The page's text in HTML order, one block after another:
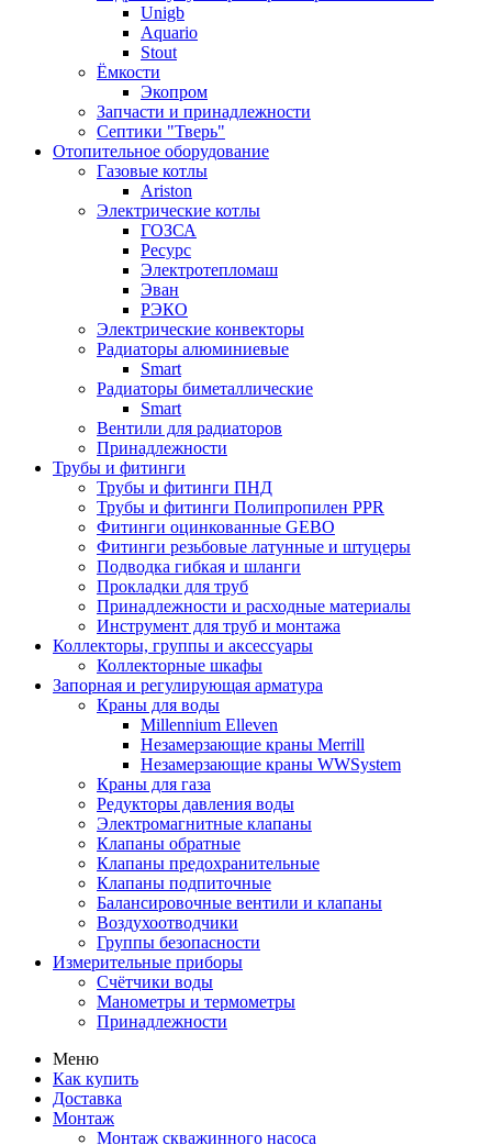
Unigb
Aquario
Stout
Ёмкости
Экопром
Запчасти и принадлежности
Септики "Тверь"
Отопительное оборудование
Газовые котлы
Ariston
Электрические котлы
ГОЗСА
Ресурс
Электротепломаш
Эван
РЭКО
Электрические конвекторы
Радиаторы алюминиевые
Smart
Радиаторы биметаллические
Smart
Вентили для радиаторов
Принадлежности
Трубы и фитинги
Трубы и фитинги ПНД
Трубы и фитинги Полипропилен PPR
Фитинги оцинкованные GEBO
Фитинги резьбовые латунные и штуцеры
Подводка гибкая и шланги
Прокладки для труб
Принадлежности и расходные материалы
Инструмент для труб и монтажа
Коллекторы, группы и аксессуары
Коллекторные шкафы
Запорная и регулирующая арматура
Краны для воды
Millennium Elleven
Незамерзающие краны Merrill
Незамерзающие краны WWSystem
Краны для газа
Редукторы давления воды
Электромагнитные клапаны
Клапаны обратные
Клапаны предохранительные
Клапаны подпиточные
Балансировочные вентили и клапаны
Воздухоотводчики
Группы безопасности
Измерительные приборы
Счётчики воды
Манометры и термометры
Принадлежности
Меню
Как купить
Доставка
Монтаж
Монтаж скважинного насоса